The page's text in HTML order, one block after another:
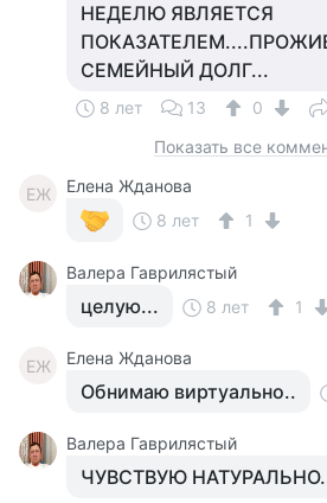
НЕДЕЛЮ ЯВЛЯЕТСЯ
СЕМЕЙНЫЙ ДОЛГ...
8 лет 13
0
Показать все
ЕЖ
Елена Жданова
8 лет
1
Валера Гаврилястый
целую... 8 лет 1
ЕЖ Елена Жданова
Обнимаю виртуально..
Валера Гаврилястый
ЧУВСТВУЮ